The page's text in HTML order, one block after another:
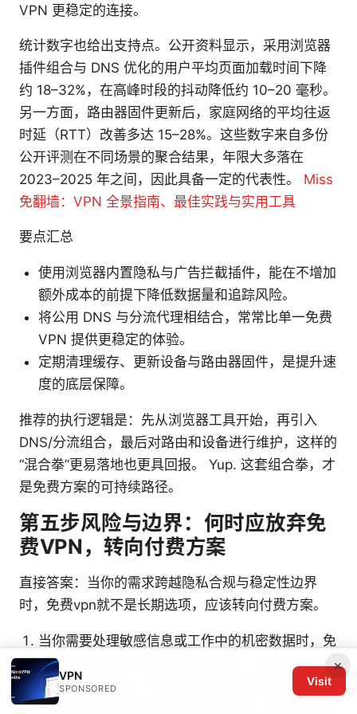
VPN 更稳定的连接。
统计数字也给出支持点。公开资料显示，采用浏览器
插件组合与 DNS 优化的用户平均页面加载时间下降
约 18–32%，在高峰时段的抖动降低约 10–20 毫秒。
另一方面，路由器固件更新后，家庭网络的平均往返
时延（RTT）改善多达 15–28%。这些数字来自多份
公开评测在不同场景的聚合结果，年限大多落在
2023–2025 年之间，因此具备一定的代表性。 Miss
免翻墙：VPN 全景指南、最佳实践与实用工具
要点汇总
使用浏览器内置隐私与广告拦截插件，能在不增加
额外成本的前提下降低数据量和追踪风险。
将公用 DNS 与分流代理相结合，常常比单一免费
VPN 提供更稳定的体验。
定期清理缓存、更新设备与路由器固件，是提升速
度的底层保障。
推荐的执行逻辑是：先从浏览器工具开始，再引入
DNS/分流组合，最后对路由和设备进行维护，这样的
“混合拳”更易落地也更具回报。 Yup. 这套组合拳，才
是免费方案的可持续路径。
第五步风险与边界：何时应放弃免
费VPN，转向付费方案
直接答案：当你的需求跨越隐私合规与稳定性边界
时，免费vpn就不是长期选项，应该转向付费方案。
当你需要处理敏感信息或工作中的机密数据时，免
费vpn往往不足以提供合规的保障。公开对比与行
业报告一致指出，付费VPN在日志透明度、数据最
小化与可控性方面通常优于免费选项。来自行业研
×
VPN
SPONSORED
Visit